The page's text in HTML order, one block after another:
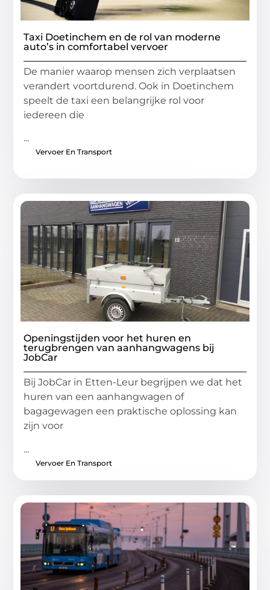
Taxi Doetinchem en de rol van moderne
auto’s in comfortabel vervoer
De manier waarop mensen zich verplaatsen
verandert voortdurend. Ook in Doetinchem
speelt de taxi een belangrijke rol voor
iedereen die
...
Vervoer En Transport
Openingstijden voor het huren en
terugbrengen van aanhangwagens bij
JobCar
Bij JobCar in Etten-Leur begrijpen we dat het
huren van een aanhangwagen of
bagagewagen een praktische oplossing kan
zijn voor
...
Vervoer En Transport